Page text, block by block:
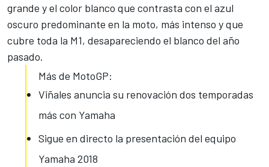
grande y el color blanco que contrasta con el azul
oscuro predominante en la moto, más intenso y que
cubre toda la M1, desapareciendo el blanco del año
pasado.
Más de MotoGP:
Viñales anuncia su renovación dos temporadas
más con Yamaha
Sigue en directo la presentación del equipo
Yamaha 2018